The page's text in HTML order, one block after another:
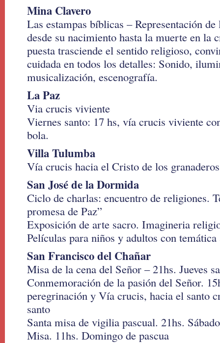
Mina Clavero
Las estampas bíblicas – Representación
desde su nacimiento hasta la muerte en la
puesta trasciende el sentido religioso,
cuidada en todos los detalles: Sonido,
musicalización, escenografía.
La Paz
Via crucis viviente
Viernes santo: 17 hs, vía crucis viviente
bola.
Villa Tulumba
Vía crucis hacia el Cristo de los
San José de la Dormida
Ciclo de charlas: encuentro de religiones.
promesa de Paz”
Exposición de arte sacro. Imagineria
Películas para niños y adultos con temática
San Francisco del Chañar
Misa de la cena del Señor – 21hs. Jueves
Conmemoración de la pasión del Señor.
peregrinación y Vía crucis, hacia el santo
santo
Santa misa de vigilia pascual. 21hs.
Misa. 11hs. Domingo de pascua